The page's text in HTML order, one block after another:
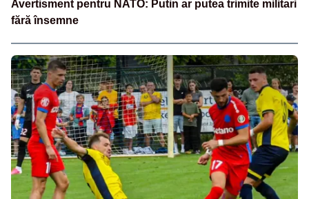
Avertisment pentru NATO: Putin ar putea trimite militari
fără însemne